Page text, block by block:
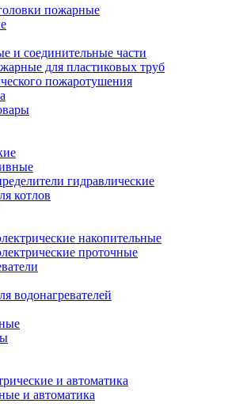
пожарные
и соединительные части
для пластиковых труб
пожаротушения
гидравлические
котлов
накопительные
проточные
водонагревателей
и автоматика
и автоматика